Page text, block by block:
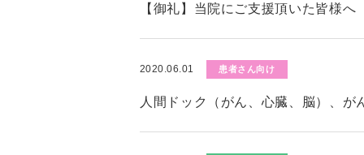
【御礼】当院にご支援頂いた皆様へ
2020.06.01 患者さん向け
人間ドック（がん、心臓、脳）、が